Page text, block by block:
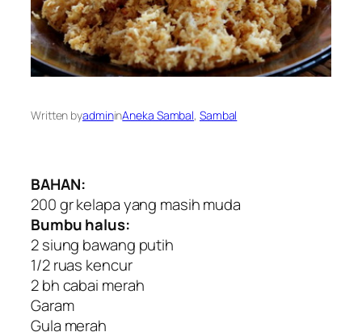
Written byadmininAneka Sambal, Sambal
BAHAN:
200 gr kelapa yang masih muda
Bumbu halus:
2 siung bawang putih
1/2 ruas kencur
2 bh cabai merah
Garam
Gula merah